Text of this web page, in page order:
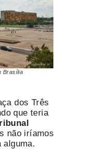
Brasília
dos Três
que teria
não iríamos
alguma.